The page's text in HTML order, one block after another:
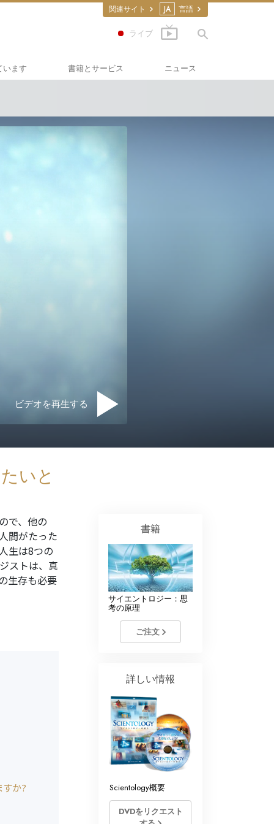
関連サイト JA 言語
ライブ
います
ラスティックス
･ボランティア･ミニ
書籍とサービス
ィオブック
け講演
ニュース
ビデオを再生する
いと
で、他の
間がたった
生は8つの
ストは、真
生存も必要
か?
書籍
サイエントロジー：思
考の原理
ご注文
詳しい情報
Scientology概要
DVDをリクエスト